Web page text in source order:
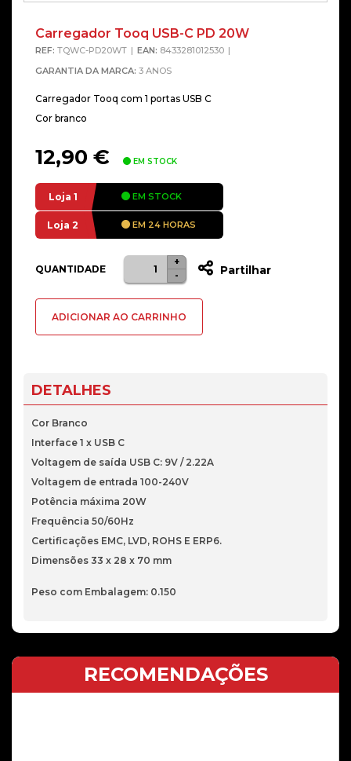
Carregador Tooq USB-C PD 20W
REF: TQWC-PD20WT EAN: 8433281012530
GARANTIA DA MARCA: 3 ANOS
Carregador Tooq com 1 portas USB C
Cor branco
12,90 € EM STOCK
Loja 1 EM STOCK
Loja 2 EM 24 HORAS
QUANTIDADE
Quantidade
de
Tooq
20W
-
+
Partilhar
ADICIONAR AO CARRINHO
DETALHES
Cor Branco
Interface 1 x USB C
Voltagem de saída USB C: 9V / 2.22A
Voltagem de entrada 100-240V
Potência máxima 20W
Frequência 50/60Hz
Certificações EMC, LVD, ROHS E ERP6.
Dimensões 33 x 28 x 70 mm
Peso com Embalagem: 0.150
RECOMENDAÇÕES